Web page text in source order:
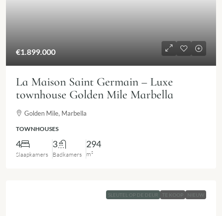
€1.899.000
La Maison Saint Germain – Luxe
townhouse Golden Mile Marbella
Golden Mile, Marbella
TOWNHOUSES
4
Slaapkamers
3
Badkamers
294
m²
SLEUTEL OP DE DEUR TE KOOP NIEUW